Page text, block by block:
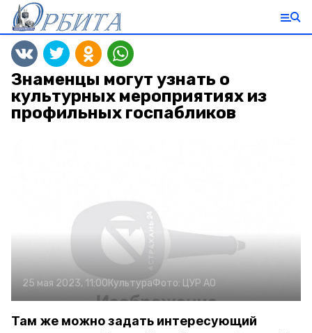
Знаменцы могут узнать о
культурных мероприятиях из
профильных госпабликов
25 мая 2023, 11:00КультураФото: ЦУР АО
Там же можно задать интересующий